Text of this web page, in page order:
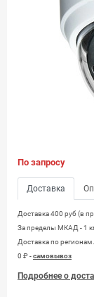
По запросу
Доставка
Доставка 400 руб (в
За пределы МКАД - 1
Доставка по
0 ₽ -самовывоз
Подробнее о